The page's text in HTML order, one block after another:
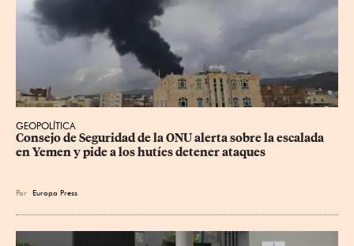
GEOPOLÍTICA
Consejo de Seguridad de la ONU alerta sobre la escalada
en Yemen y pide a los hutíes detener ataques
Por Europa Press